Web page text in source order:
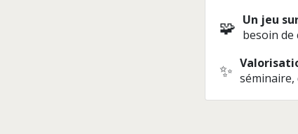
🧩 Un jeu
besoin de
✨ séminaire,